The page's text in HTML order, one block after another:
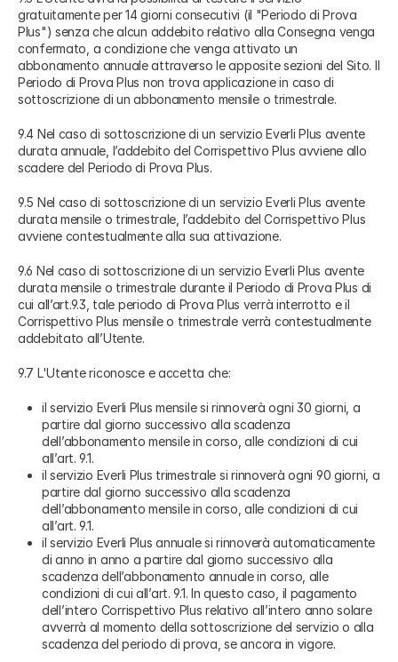
gratuitamente per 14 giorni consecutivi (il "Periodo di Prova
Plus") senza che alcun addebito relativo alla Consegna venga
confermato, a condizione che venga attivato un
abbonamento annuale attraverso le apposite sezioni del Sito. Il
Periodo di Prova Plus non trova applicazione in caso di
sottoscrizione di un abbonamento mensile o trimestrale.
9.4 Nel caso di sottoscrizione di un servizio Everli Plus avente
durata annuale, l’addebito del Corrispettivo Plus avviene allo
scadere del Periodo di Prova Plus.
9.5 Nel caso di sottoscrizione di un servizio Everli Plus avente
durata mensile o trimestrale, l’addebito del Corrispettivo Plus
avviene contestualmente alla sua attivazione.
9.6 Nel caso di sottoscrizione di un servizio Everli Plus avente
durata mensile o trimestrale durante il Periodo di Prova Plus di
cui all’art.9.3, tale periodo di Prova Plus verrà interrotto e il
Corrispettivo Plus mensile o trimestrale verrà contestualmente
addebitato all’Utente.
9.7 L'Utente riconosce e accetta che:
il servizio Everli Plus mensile si rinnoverà ogni 30 giorni, a
partire dal giorno successivo alla scadenza
dell’abbonamento mensile in corso, alle condizioni di cui
all’art. 9.1.
il servizio Everli Plus trimestrale si rinnoverà ogni 90 giorni, a
partire dal giorno successivo alla scadenza
dell’abbonamento mensile in corso, alle condizioni di cui
all’art. 9.1.
il servizio Everli Plus annuale si rinnoverà automaticamente
di anno in anno a partire dal giorno successivo alla
scadenza dell’abbonamento annuale in corso, alle
condizioni di cui all’art. 9.1. In questo caso, il pagamento
dell’intero Corrispettivo Plus relativo all’intero anno solare
avverrà al momento della sottoscrizione del servizio o alla
scadenza del periodo di prova, se ancora in vigore.